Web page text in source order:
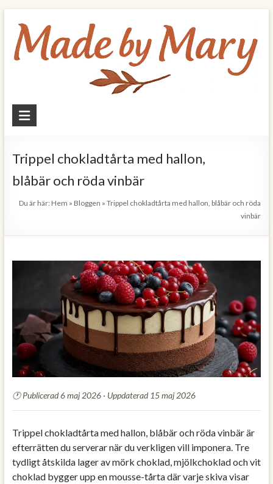
content
Made
Mary
Allt
hälsa
Trippel chokladtårta med hallon,
blåbär och röda vinbär
Du är här: Hem » Bloggen »Trippel chokladtårta med hallon, blåbär och röda
vinbär
Publicerad 6 maj 2026 · Uppdaterad 15 maj 2026
Trippel chokladtårta med hallon, blåbär och röda vinbär är
efterrätten du serverar när du verkligen vill imponera. Tre
tydligt åtskilda lager av mörk choklad, mjölkchoklad och vit
choklad bygger upp en mousse-tårta där varje skiva visar